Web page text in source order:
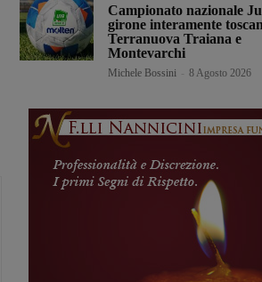
Campionato nazionale
girone interamente
Terranuova Traiana e
Montevarchi
Michele Bossini 8 Agosto 2026